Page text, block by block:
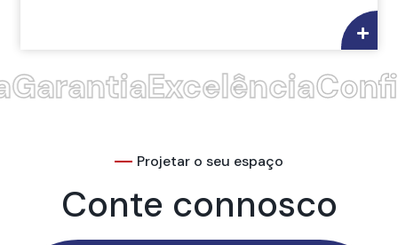
Excelência
Projetar o seu espaço
Conte connosco